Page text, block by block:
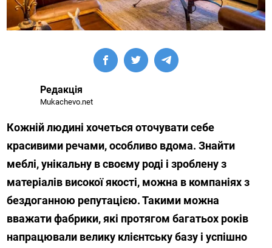
Редакція
Mukachevo.net
Кожній людині хочеться оточувати себе
красивими речами, особливо вдома. Знайти
меблі, унікальну в своєму роді і зроблену з
матеріалів високої якості, можна в компаніях з
бездоганною репутацією. Такими можна
вважати фабрики, які протягом багатьох років
напрацювали велику клієнтську базу і успішно